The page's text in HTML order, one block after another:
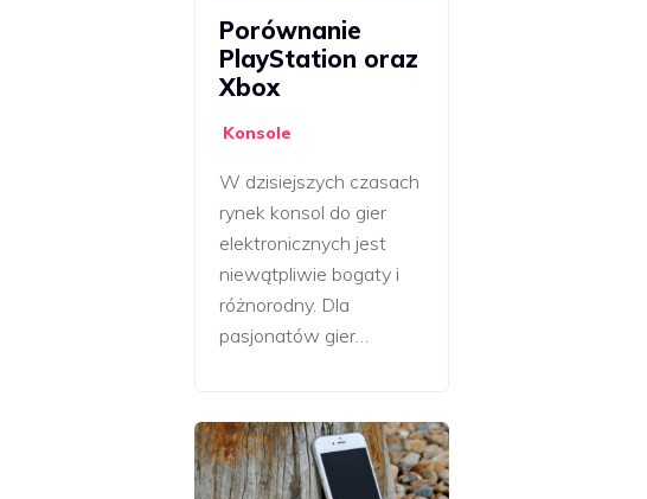
Porównanie
PlayStation oraz
Xbox
Konsole
W dzisiejszych czasach
rynek konsol do gier
elektronicznych jest
niewątpliwie bogaty i
różnorodny. Dla
pasjonatów gier…